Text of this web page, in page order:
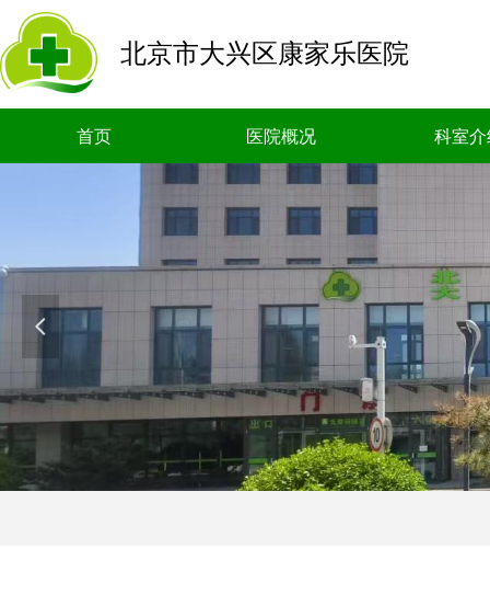
北京市大兴区康家乐医院
首页 医院概况 科室介
넳